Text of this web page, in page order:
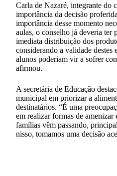
Carla de Nazaré, integrante do
importância da decisão
importância desse momento
aulas, o conselho já deveria ter
imediata distribuição dos
considerando a validade destes
alunos poderiam vir a sofrer
afirmou.
A secretária de Educação
municipal em priorizar a
destinatários. “É uma
em realizar formas de amenizar
famílias vêm passando,
nisso, tomamos uma decisão